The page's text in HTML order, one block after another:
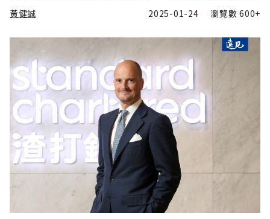
黃健誠
加入追蹤
2025-01-24 瀏覽數600+